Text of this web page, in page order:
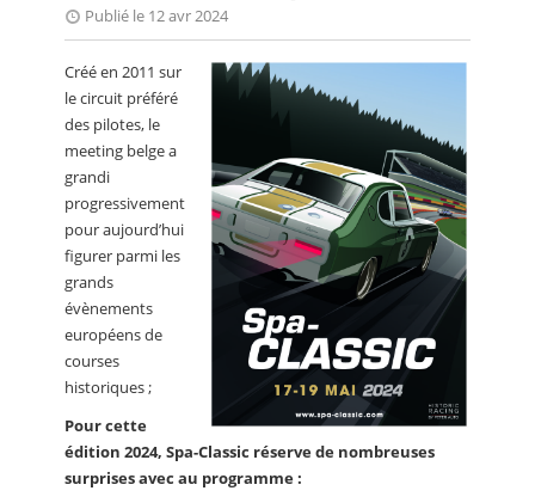
Publié le 12 avr 2024
Créé en 2011 sur
le circuit préféré
des pilotes, le
meeting belge a
grandi
progressivement
pour aujourd’hui
figurer parmi les
grands
évènements
européens de
courses
historiques ;
Pour cette
édition 2024, Spa-Classic réserve de nombreuses
surprises avec au programme :